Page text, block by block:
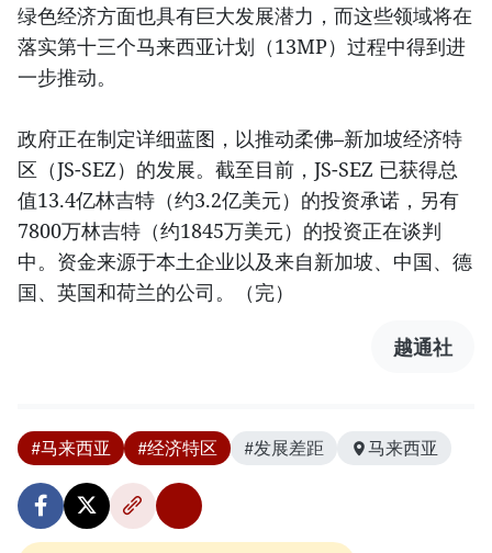
绿色经济方面也具有巨大发展潜力，而这些领域将在
落实第十三个马来西亚计划（13MP）过程中得到进
一步推动。
政府正在制定详细蓝图，以推动柔佛–新加坡经济特
区（JS-SEZ）的发展。截至目前，JS-SEZ 已获得总
值13.4亿林吉特（约3.2亿美元）的投资承诺，另有
7800万林吉特（约1845万美元）的投资正在谈判
中。资金来源于本土企业以及来自新加坡、中国、德
国、英国和荷兰的公司。（完）
越通社
#马来西亚 #经济特区 #发展差距 马来西亚